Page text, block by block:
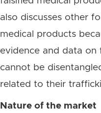
also discusses other
medical products
evidence and data on
cannot be
related to their
Nature of the market